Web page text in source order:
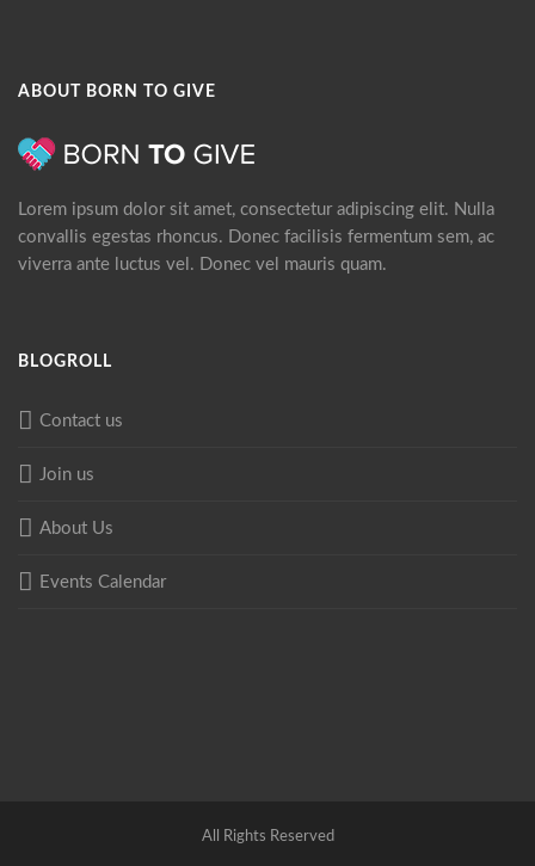
ABOUT BORN TO GIVE
Lorem ipsum dolor sit amet, consectetur adipiscing elit. Nulla
convallis egestas rhoncus. Donec facilisis fermentum sem, ac
viverra ante luctus vel. Donec vel mauris quam.
BLOGROLL
Contact us
Join us
About Us
Events Calendar
All Rights Reserved